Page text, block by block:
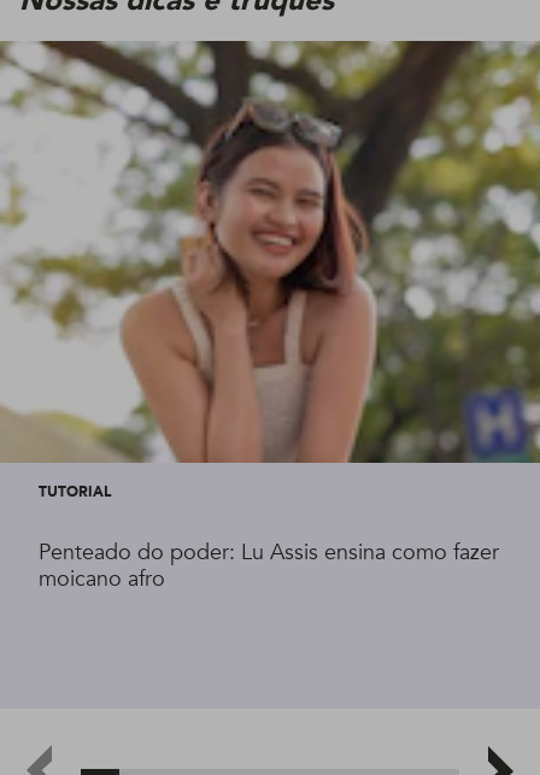
TUTORIAL
Penteado do poder: Lu Assis ensina como fazer
moicano afro